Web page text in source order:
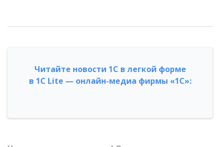
Читайте новости 1С в легкой форме
в 1С Lite — онлайн-медиа фирмы «1С»: